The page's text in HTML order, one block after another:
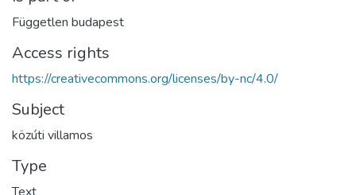
Független budapest
Access rights
https://creativecommons.org/licenses/by-nc/4.0/
Subject
közúti villamos
Type
Text